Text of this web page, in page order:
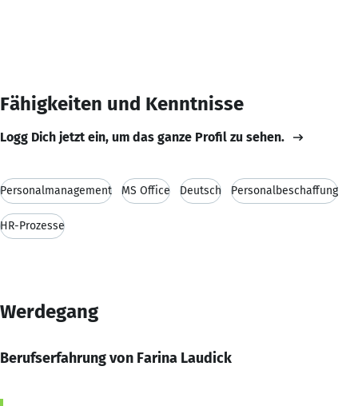
Fähigkeiten und Kenntnisse
Logg Dich jetzt ein, um das ganze Profil zu sehen.
Personalmanagement MS Office Deutsch Personalbeschaffung
HR-Prozesse
Werdegang
Berufserfahrung von Farina Laudick